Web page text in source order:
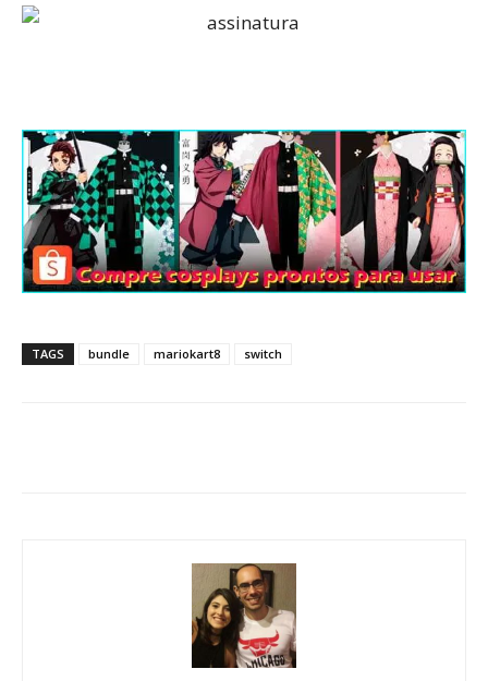
TAGS bundle mariokart8 switch